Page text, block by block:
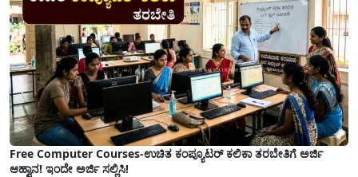
Free Computer Courses-ಉಚಿತ ಕಂಪ್ಯೂಟರ್ ಕಲಿಕಾ ತರಬೇತಿಗೆ ಅರ್ಜಿ
ಆಹ್ವಾನ! ಇಂದೇ ಅರ್ಜಿ ಸಲ್ಲಿಸಿ!